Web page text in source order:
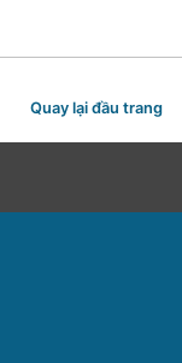
Quay lại đầu trang